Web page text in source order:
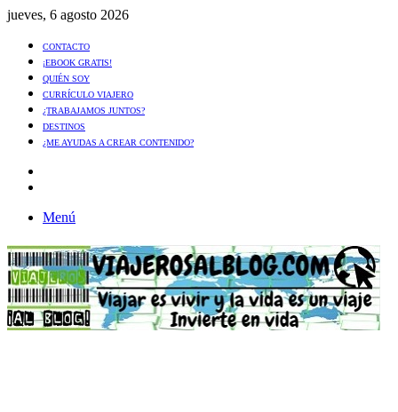
jueves, 6 agosto 2026
CONTACTO
¡EBOOK GRATIS!
QUIÉN SOY
CURRÍCULO VIAJERO
¿TRABAJAMOS JUNTOS?
DESTINOS
¿ME AYUDAS A CREAR CONTENIDO?
Menú